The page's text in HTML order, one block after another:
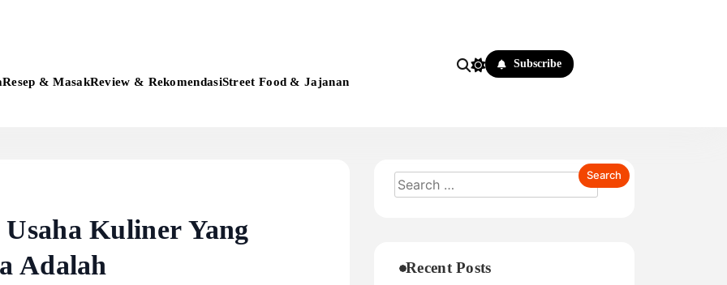
Resep & MasakReview & RekomendasiStreet Food & Jajanan
Subscribe
Kuliner Yang
Adalah
Recent Posts